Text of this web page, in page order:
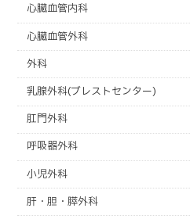
心臓血管内科
心臓血管外科
外科
乳腺外科(ブレストセンター)
肛門外科
呼吸器外科
小児外科
肝・胆・膵外科